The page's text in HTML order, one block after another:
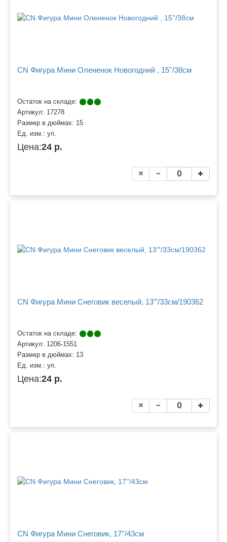
CN Фигура Мини Олененок Новогодний , 15''/38см
Остаток на складе:
Артикул: 17278
Размер в дюймах: 15
Ед. изм.: уп.
Цена:24 р.
CN Фигура Мини Снеговик веселый, 13"'/33см/190362
Остаток на складе:
Артикул: 1206-1551
Размер в дюймах: 13
Ед. изм.: уп.
Цена:24 р.
CN Фигура Мини Снеговик, 17''/43см